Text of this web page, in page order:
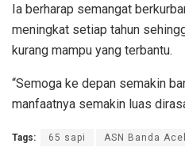
Ia berharap semangat
meningkat setiap tahun
kurang mampu yang terbantu.
“Semoga ke depan semakin
manfaatnya semakin luas
Tags: 65 sapi ASN Banda